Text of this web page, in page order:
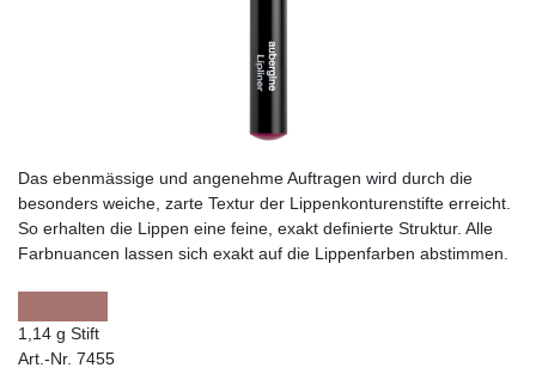
Das ebenmässige und angenehme Auftragen wird durch die
besonders weiche, zarte Textur der Lippenkonturenstifte erreicht.
So erhalten die Lippen eine feine, exakt definierte Struktur. Alle
Farbnuancen lassen sich exakt auf die Lippenfarben abstimmen.
1,14 g Stift
Art.-Nr. 7455